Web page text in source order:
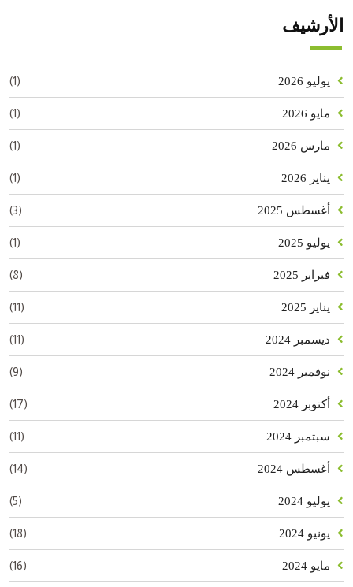
الأرشيف
يوليو 2026 (1)
مايو 2026 (1)
مارس 2026 (1)
يناير 2026 (1)
أغسطس 2025 (3)
يوليو 2025 (1)
فبراير 2025 (8)
يناير 2025 (11)
ديسمبر 2024 (11)
نوفمبر 2024 (9)
أكتوبر 2024 (17)
سبتمبر 2024 (11)
أغسطس 2024 (14)
يوليو 2024 (5)
يونيو 2024 (18)
مايو 2024 (16)